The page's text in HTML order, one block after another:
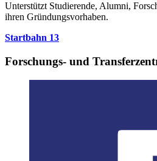
Unterstützt Studierende, Alumni,
ihren Gründungsvorhaben.
Startbahn 13
Forschungs- und